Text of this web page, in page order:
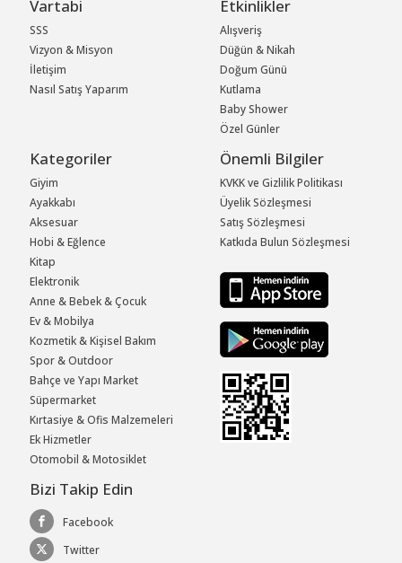
Vartabi
SSS
Vizyon & Misyon
İletişim
Nasıl Satış Yaparım
Etkinlikler
Alışveriş
Düğün & Nikah
Doğum Günü
Kutlama
Baby Shower
Özel Günler
Kategoriler
Giyim
Ayakkabı
Aksesuar
Hobi & Eğlence
Kitap
Elektronik
Anne & Bebek & Çocuk
Ev & Mobilya
Kozmetik & Kişisel Bakım
Spor & Outdoor
Bahçe ve Yapı Market
Süpermarket
Kırtasiye & Ofis Malzemeleri
Ek Hizmetler
Otomobil & Motosiklet
Önemli Bilgiler
KVKK ve Gizlilik Politikası
Üyelik Sözleşmesi
Satış Sözleşmesi
Katkıda Bulun Sözleşmesi
Bizi Takip Edin
Facebook
Twitter